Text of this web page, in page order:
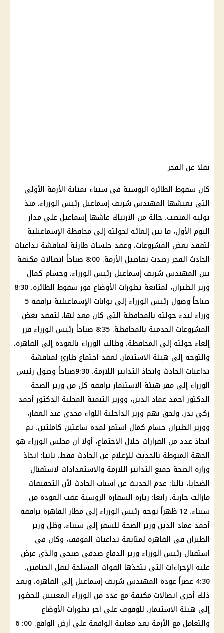
نقلا عن الفجر
كان سقوط الطائرة الروسية فى سيناء بمثابة الأزمة الأولى
التى يعيشها المهندس شريف إسماعيل رئيس الوزراء، منذ
توليه المنصب. حالة من الارتباك عاشها إسماعيل على مدار
اليوم الأول، ما بين إلغائه لجولته إلى محافظة الإسماعيلية
لتفقد بعض المشروعات، وعقد جلسات طارئة لمناقشة تداعيات
الحادث الفجر رصدت تفاصيل الأزمة. 8:00 صباحاً اتصالات مكثفة
بين المهندس شريف إسماعيل رئيس الوزراء، وحسام كمال
وزير الطيران، لمتابعة تطورات الأوضاع فور سقوط الطائرة. 8:30
صباحاً وصول رئيس الوزراء إلى بوابات الإسماعيلية يرافقه 5
وزراء لبدء جولته بالمحافظة التى كان معد لها، لتفقد بعض
المشروعات الخدمية بالمحافظة. 8:35 صباحاً رئيس الوزراء قرر
إلغاء جولته إلى المحافظة، وطالب الوزراء بالعودة إلى القاهرة،
والتوجه إلى هيئة الاستثمار، لعقد اجتماع طارئ لمناقشة
تداعيات الحادث واتخاذ التدابير اللازمة. 9:30صباحاً وصول رئيس
الوزراء إلى مقر هيئة الاستثمار يرافقه كل من وزير الصحة
الدكتور أحمد عماد الدين، ووزير التنمية المحلية الدكتور أحمد
زكى بدر، ولحق بهم وزير الداخلية اللواء مجدى عبد الغفار،
ووزير الطيران حسام كمال استمر لمدة ساعتين كاملتين. تم
اتخاذ عدد من القرارات خلال الاجتماع، أولا أن مجلس الوزراء هو
الجهة المنوطة بالحديث للإعلام عن الحادث فقط، ثانيا: اتخاذ
وزارة الصحة جميع التدابير اللازمة والاستعدادات لاستقبال
الضحايا، ثالثا: عدم الحديث عن أسباب الحادث لأن التحقيقات
مازالت جارية، رابعا: زيارة السفارة الروسية عقب العودة من
سيناء. 12 ظهراً توجه رئيس الوزراء إلى مطار القاهرة يرافقه
أحمد عماد الدين وزير الصحة للسفر إلى سيناء، وظل وزير
الطيران فى القاهرة لمتابعة تداعيات الموقف، وكان فى
استقبال رئيس الوزراء وزير الدفاع صدقى صبحى والذى عرض
عليه الإجراءات التى تتخذها القوات المسلحة لنقل الجثامين.
4:30 عصراً عودة المهندس شريف إسماعيل إلى القاهرة، وبعد
ذلك أجرى اتصالات مكثفة مع عدد من الوزراء المعنيين للحضور
إلى هيئة الاستثمار، للوقوف على آخر تطورات الأوضاع
والتعامل مع الأزمة بعد معاينة الواقعة على أرض الواقع. 00: 6